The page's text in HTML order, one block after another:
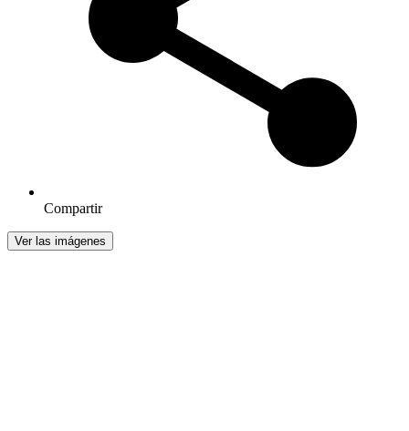
Compartir
Ver las imágenes